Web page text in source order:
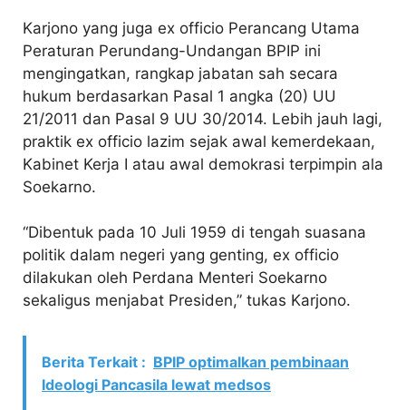
Karjono yang juga ex officio Perancang Utama
Peraturan Perundang-Undangan BPIP ini
mengingatkan, rangkap jabatan sah secara
hukum berdasarkan Pasal 1 angka (20) UU
21/2011 dan Pasal 9 UU 30/2014. Lebih jauh lagi,
praktik ex officio lazim sejak awal kemerdekaan,
Kabinet Kerja I atau awal demokrasi terpimpin ala
Soekarno.
“Dibentuk pada 10 Juli 1959 di tengah suasana
politik dalam negeri yang genting, ex officio
dilakukan oleh Perdana Menteri Soekarno
sekaligus menjabat Presiden,” tukas Karjono.
Berita Terkait : BPIP optimalkan pembinaan
Ideologi Pancasila lewat medsos